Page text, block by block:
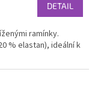
DETAIL
ramínky.
% elastan), ideální k